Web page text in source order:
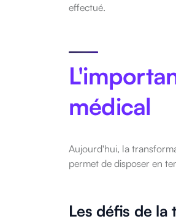
effectué.
médical
Aujourd'hui, la
permet de disposer en
Les défis de